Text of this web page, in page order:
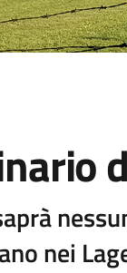
di
nei